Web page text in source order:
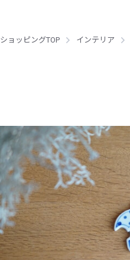
ショッピングTOP インテリア